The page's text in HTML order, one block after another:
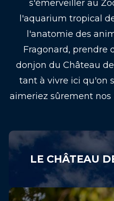
s'émerveiller au
l'aquarium tropical
l'anatomie des
Fragonard, prendre
donjon du Château de
tant à vivre ici qu'on
aimeriez sûrement
LE CHÂTEAU